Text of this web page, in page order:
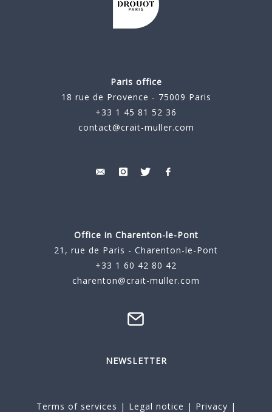
Paris office
18 rue de Provence - 75009 Paris
+33 1 45 81 52 36
contact@crait-muller.com
Office in Charenton-le-Pont
21, rue de Paris - Charenton-le-Pont
+33 1 60 42 80 42
charenton@crait-muller.com
NEWSLETTER
Terms of services | Legal notice | Privacy |